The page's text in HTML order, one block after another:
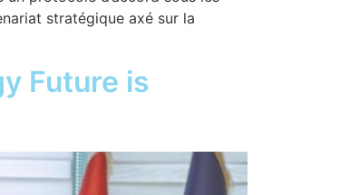
stratégique axé sur la
Future is